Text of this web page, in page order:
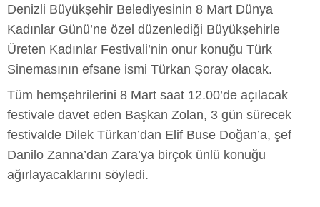
Denizli Büyükşehir Belediyesinin 8 Mart Dünya
Kadınlar Günü’ne özel düzenlediği Büyükşehirle
Üreten Kadınlar Festivali’nin onur konuğu Türk
Sinemasının efsane ismi Türkan Şoray olacak.
Tüm hemşehrilerini 8 Mart saat 12.00’de açılacak
festivale davet eden Başkan Zolan, 3 gün sürecek
festivalde Dilek Türkan’dan Elif Buse Doğan’a, şef
Danilo Zanna’dan Zara’ya birçok ünlü konuğu
ağırlayacaklarını söyledi.